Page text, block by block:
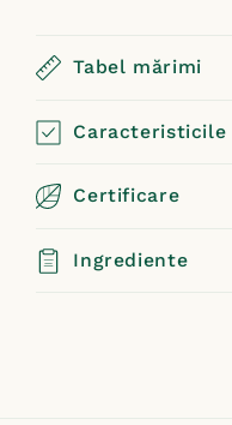
Tabel mărimi
Certificare
Ingrediente